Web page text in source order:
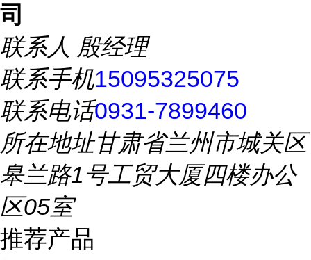
司
联系人 殷经理
联系手机15095325075
联系电话0931-7899460
所在地址甘肃省兰州市城关区
皋兰路1号工贸大厦四楼办公
区05室
推荐产品